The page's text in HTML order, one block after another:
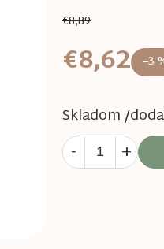
€8,89
–3
€8,62
Skladom /